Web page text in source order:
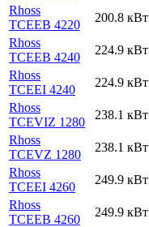
Rhoss
TCEEB 4220
200.8 кВт
Rhoss
TCEEB 4240
224.9 кВт
Rhoss
TCEEI 4240
224.9 кВт
Rhoss
TCEVIZ 1280
238.1 кВт
Rhoss
TCEVZ 1280
238.1 кВт
Rhoss
TCEEI 4260
249.9 кВт
Rhoss
TCEEB 4260
249.9 кВт